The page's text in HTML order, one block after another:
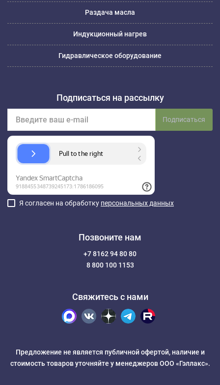
Раздача масла
Индукционный нагрев
Гидравлическое оборудование
Подписаться на рассылку
Подписаться
Я согласен на обработку персональных данных
Позвоните нам
+7 8162 94 80 80
8 800 100 1153
Свяжитесь с нами
Предложение не является публичной офертой, наличие и
стоимость товаров уточняйте у менеджеров ООО «Гэллакс».